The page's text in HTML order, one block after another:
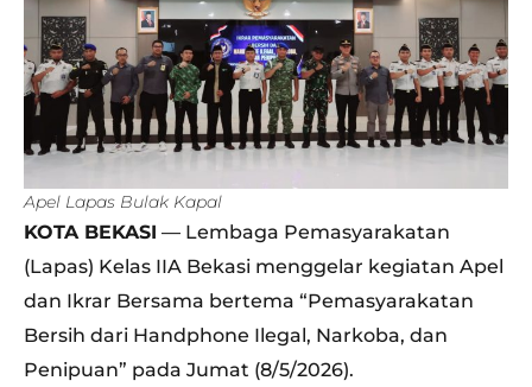
Apel Lapas Bulak Kapal
KOTA BEKASI — Lembaga Pemasyarakatan
(Lapas) Kelas IIA Bekasi menggelar kegiatan Apel
dan Ikrar Bersama bertema “Pemasyarakatan
Bersih dari Handphone Ilegal, Narkoba, dan
Penipuan” pada Jumat (8/5/2026).